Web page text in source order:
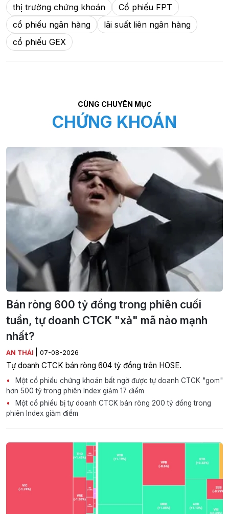
thị trường chứng khoán
Cổ phiếu FPT
cổ phiếu ngân hàng
lãi suất liên ngân hàng
cổ phiếu GEX
CÙNG CHUYÊN MỤC
CHỨNG KHOÁN
Bán ròng 600 tỷ đồng trong phiên cuối
tuần, tự doanh CTCK "xả" mã nào mạnh
nhất?
AN THÁI 07-08-2026
Tự doanh CTCK bán ròng 604 tỷ đồng trên HOSE.
Một cổ phiếu chứng khoán bất ngờ được tự doanh CTCK "gom"
hơn 500 tỷ trong phiên Index giảm 17 điểm
Một cổ phiếu bị tự doanh CTCK bán ròng 200 tỷ đồng trong
phiên Index giảm điểm